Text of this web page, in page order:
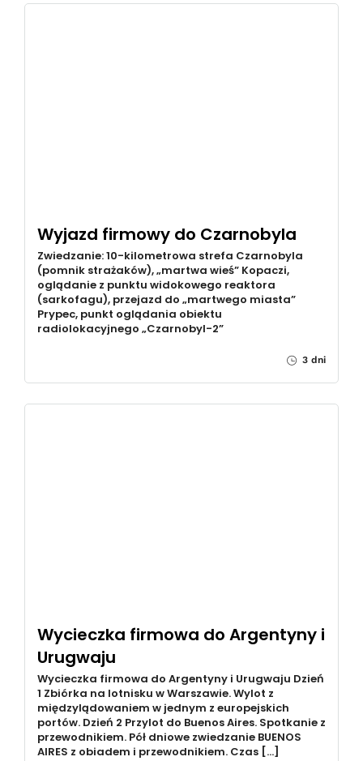
Wyjazd firmowy do Czarnobyla
Zwiedzanie: 10-kilometrowa strefa Czarnobyla
(pomnik strażaków), „martwa wieś” Kopaczi,
oglądanie z punktu widokowego reaktora
(sarkofagu), przejazd do „martwego miasta”
Prypec, punkt oglądania obiektu
radiolokacyjnego „Czarnobyl-2”
3 dni
Wycieczka firmowa do Argentyny i
Urugwaju
Wycieczka firmowa do Argentyny i Urugwaju Dzień
1 Zbiórka na lotnisku w Warszawie. Wylot z
międzylądowaniem w jednym z europejskich
portów. Dzień 2 Przylot do Buenos Aires. Spotkanie z
przewodnikiem. Pół dniowe zwiedzanie BUENOS
AIRES z obiadem i przewodnikiem. Czas […]